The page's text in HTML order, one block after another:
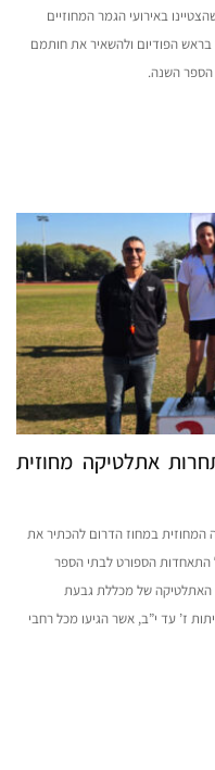
באירועי הגמר המחוזיים
בראש הפודיום ולהשאיר את חותמם
הספר השנה.
אתלטיקה מחוזית
במחוז הדרום להכתיר את
התאחדות הספורט לבתי הספר
בינואר באצטדיון האתלטיקה של מכללת גבעת
ותלמידות מכיתות ז’ עד י”ב, אשר הגיעו מכל רחבי